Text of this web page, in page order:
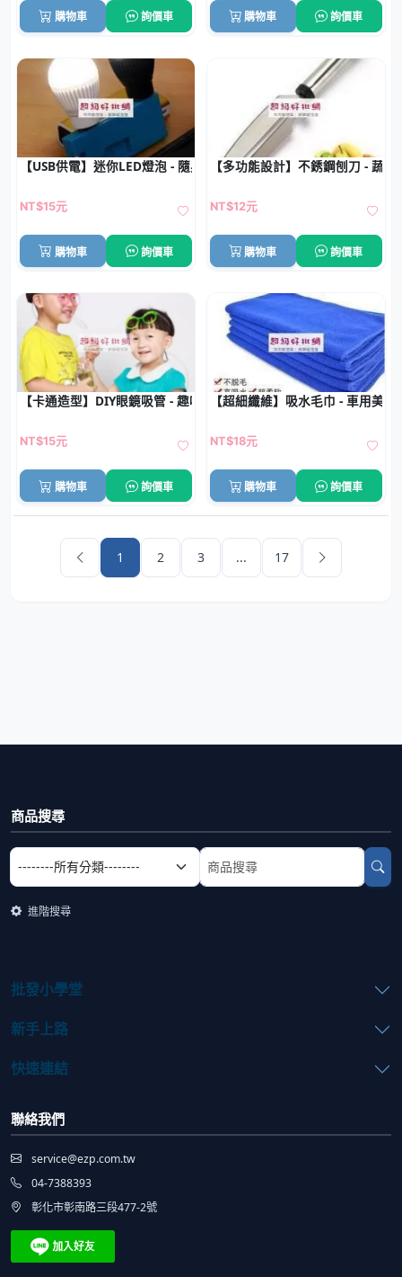
購物車 詢價車 購物車 詢價車
【USB供電】迷你LED燈泡 - 隨身照明小夜燈
NT$15元
購物車 詢價車
【多功能設計】不銹鋼刨刀 - 蔬果
NT$12元
購物車 詢價車
【卡通造型】DIY眼鏡吸管 - 趣味派對飲料吸管
NT$15元
購物車 詢價車
【超細纖維】吸水毛巾 - 車用美容
NT$18元
購物車 詢價車
1 2 3 ... 17
商品搜尋
選擇商品分類
搜尋商品關鍵字
進階搜尋
批發小學堂
新手上路
快速連結
聯絡我們
service@ezp.com.tw
04-7388393
彰化市彰南路三段477-2號